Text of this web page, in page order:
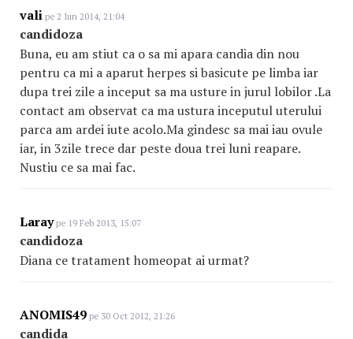
vali pe 2 Iun 2014, 21:04
candidoza
Buna, eu am stiut ca o sa mi apara candia din nou
pentru ca mi a aparut herpes si basicute pe limba iar
dupa trei zile a inceput sa ma usture in jurul lobilor .La
contact am observat ca ma ustura inceputul uterului
parca am ardei iute acolo.Ma gindesc sa mai iau ovule
iar, in 3zile trece dar peste doua trei luni reapare.
Nustiu ce sa mai fac.
Laraype 19 Feb 2013, 15:07
candidoza
Diana ce tratament homeopat ai urmat?
ANOMIS49 pe 30 Oct 2012, 21:26
candida